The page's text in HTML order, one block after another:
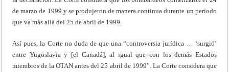
de marzo de 1999 y se produjeron de manera continua durante un período
que va más allá del 25 de abril de 1999.
Así pues, la Corte no duda de que una “controversia jurídica … ‘surgió’
entre Yugoslavia y [el Canadá], al igual que con los demás Estados
miembros de la OTAN antes del 25 abril de 1999”. La Corte considera que